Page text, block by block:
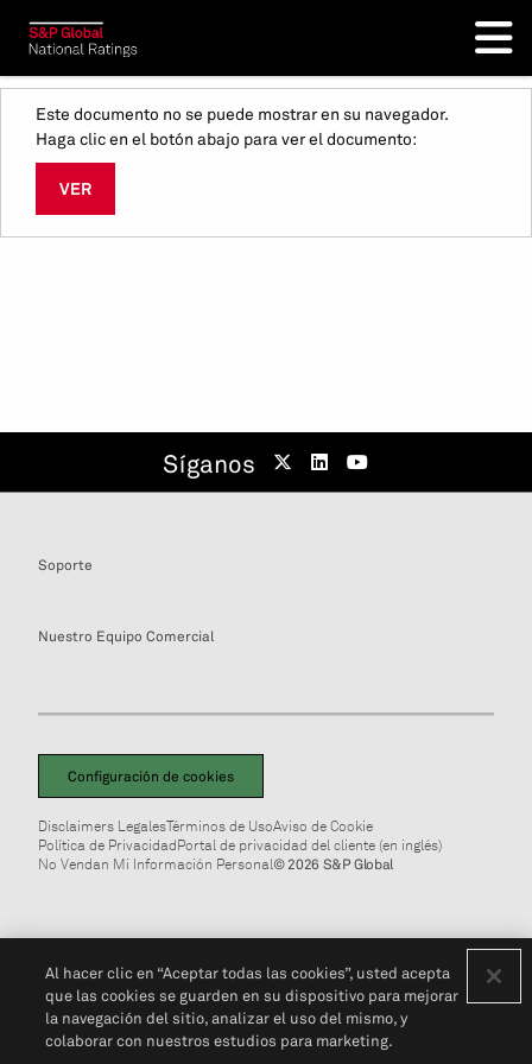
Este documento no se puede mostrar en su navegador.
Haga clic en el botón abajo para ver el documento:
VER
Síganos
Soporte
Nuestro Equipo Comercial
Configuración de cookies
Disclaimers LegalesTérminos de UsoAviso de Cookie
Política de PrivacidadPortal de privacidad del cliente (en inglés)
No Vendan Mi Información Personal© 2026 S&P Global
Al hacer clic en “Aceptar todas las cookies”, usted acepta
que las cookies se guarden en su dispositivo para mejorar
la navegación del sitio, analizar el uso del mismo, y
colaborar con nuestros estudios para marketing.